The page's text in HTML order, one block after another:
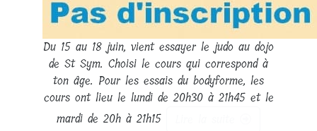
Du 15 au 18 juin, vient essayer le judo au dojo
de St Sym. Choisi le cours qui correspond à
ton âge. Pour les essais du bodyforme, les
cours ont lieu le lundi de 20h30 à 21h45 et le
mardi de 20h à 21h15